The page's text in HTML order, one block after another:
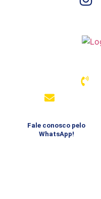
Fale conosco pelo
WhatsApp!